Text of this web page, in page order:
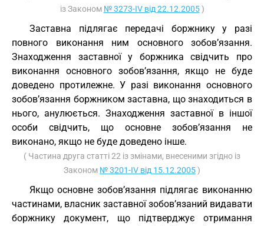
із Законом № 3273-IV від 22.12.2005)
Заставна підлягає передачі боржнику у разі
повного виконання ним основного зобов’язання.
Знаходження заставної у боржника свідчить про
виконання основного зобов’язання, якщо не буде
доведено протилежне. У разі виконання основного
зобов’язання боржником заставна, що знаходиться в
нього, анулюється. Знаходження заставної в іншої
особи свідчить, що основне зобов’язання не
виконано, якщо не буде доведено інше.
( Частина друга статті 22 із змінами, внесеними згідно із
Законом № 3201-IV від 15.12.2005)
Якщо основне зобов’язання підлягає виконанню
частинами, власник заставної зобов’язаний видавати
боржнику документ, що підтверджує отримання